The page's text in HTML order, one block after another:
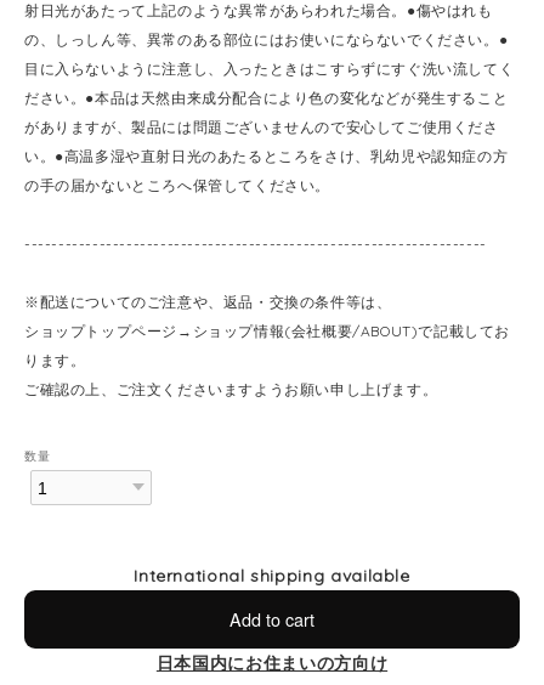
射日光があたって上記のような異常があらわれた場合。●傷やはれも
の、しっしん等、異常のある部位にはお使いにならないでください。●
目に入らないように注意し、入ったときはこすらずにすぐ洗い流してく
ださい。●本品は天然由来成分配合により色の変化などが発生すること
がありますが、製品には問題ございませんので安心してご使用くださ
い。●高温多湿や直射日光のあたるところをさけ、乳幼児や認知症の方
の手の届かないところへ保管してください。
--------------------------------------------------------------------
※配送についてのご注意や、返品・交換の条件等は、
ショップトップページ→ショップ情報(会社概要/ABOUT)で記載してお
ります。
ご確認の上、ご注文くださいますようお願い申し上げます。
数量
International shipping available
Add to cart
日本国内にお住まいの方向け